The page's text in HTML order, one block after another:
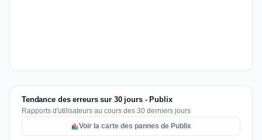
Tendance des erreurs sur 30 jours - Publix
Rapports d'utilisateurs au cours des 30 derniers jours
Voir la carte des pannes de Publix